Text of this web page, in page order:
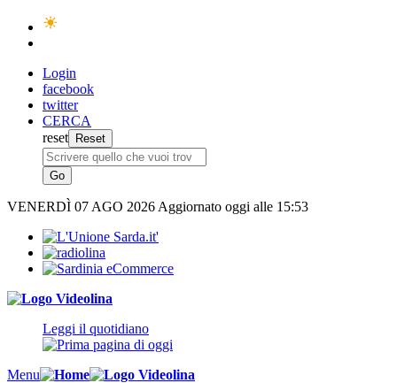
Login
facebook
twitter
CERCA
reset
VENERDÌ 07 AGO 2026 Aggiornato oggi alle 15:53
Leggi il quotidiano
Menu